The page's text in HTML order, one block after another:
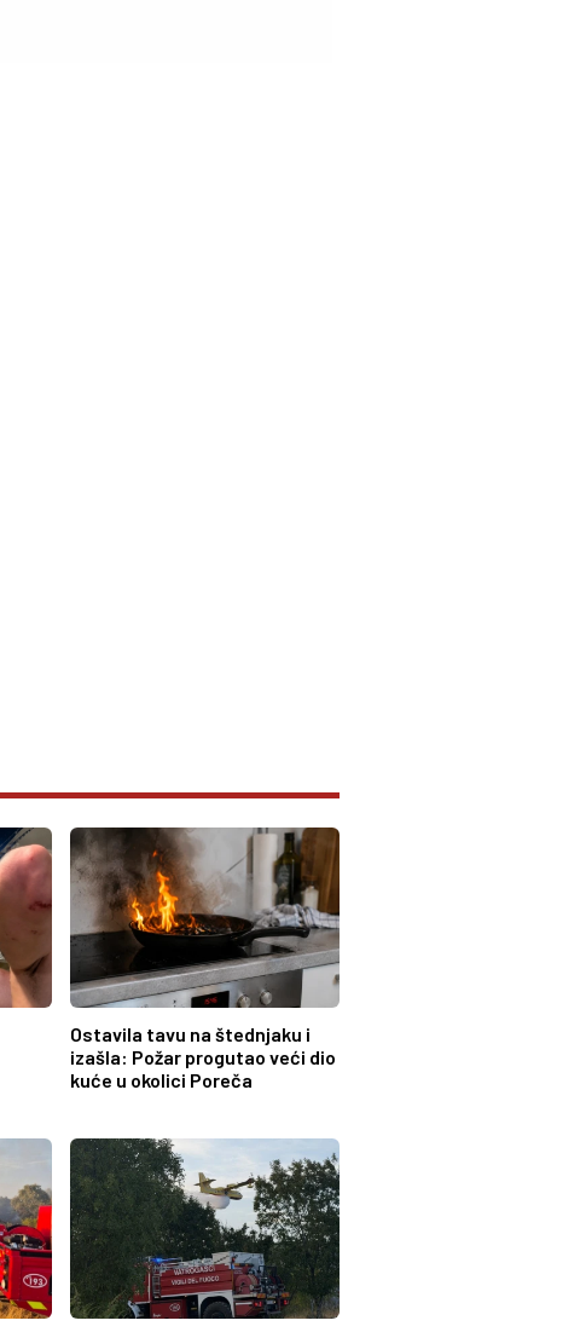
Ostavila tavu na štednjaku i
izašla: Požar progutao veći dio
kuće u okolici Poreča